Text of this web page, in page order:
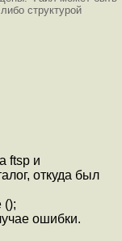
структурой
ftsp и
откуда был
();
ошибки.